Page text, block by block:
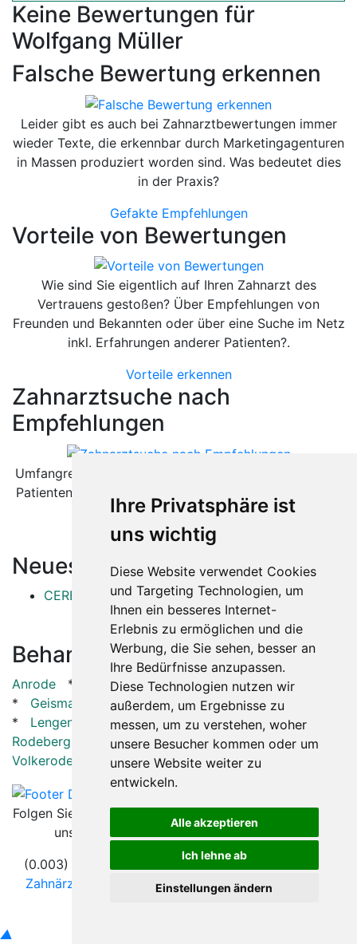
Ihre Privatsphäre ist
uns wichtig
Diese Website verwendet Cookies
und Targeting Technologien, um
Ihnen ein besseres Internet-
Erlebnis zu ermöglichen und die
Werbung, die Sie sehen, besser an
Ihre Bedürfnisse anzupassen.
Diese Technologien nutzen wir
außerdem, um Ergebnisse zu
messen, um zu verstehen, woher
unsere Besucher kommen oder um
unsere Website weiter zu
entwickeln.
Alle akzeptieren
Ich lehne ab
Einstellungen ändern
Keine Bewertungen für
Wolfgang Müller
Falsche Bewertung erkennen
Leider gibt es auch bei Zahnarztbewertungen immer
wieder Texte, die erkennbar durch Marketingagenturen
in Massen produziert worden sind. Was bedeutet dies
in der Praxis?
Gefakte Empfehlungen
Vorteile von Bewertungen
Wie sind Sie eigentlich auf Ihren Zahnarzt des
Vertrauens gestoßen? Über Empfehlungen von
Freunden und Bekannten oder über eine Suche im Netz
inkl. Erfahrungen anderer Patienten?.
Vorteile erkennen
Zahnarztsuche nach
Empfehlungen
Umfangreiche Bewertungsplattformen sind sowohl für
Patienten als auch für Zahnärzte äußerst hilfreich. Wie
können diese helfen.
Besser als gedacht
Neueste Artikel:
CEREC
Behandler in der Nähe:
Anrode * Arenshausen*Effelder bei Leinefelde
* Geismar Horsmar*Hüpstedt*Küllstedt
* Lengenfeld unterm Stein*Meinhard *
Rodeberg
Schimberg*Struth*Uder*
Volkerode
Folgen Sie
uns
(0.003) © 2004 - 2026 DEV AG |Zahnarztsuche
Zahnärzte in Städten
|Kontakt|Impressum
▲